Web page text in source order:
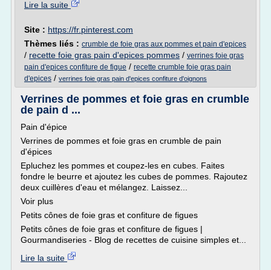
Lire la suite
Site : https://fr.pinterest.com
Thèmes liés : crumble de foie gras aux pommes et pain d'epices
/ recette foie gras pain d'epices pommes / verrines foie gras
pain d'epices confiture de figue / recette crumble foie gras pain
d'epices / verrines foie gras pain d'epices confiture d'oignons
Verrines de pommes et foie gras en crumble
de pain d ...
Pain d'épice
Verrines de pommes et foie gras en crumble de pain
d'épices
Epluchez les pommes et coupez-les en cubes. Faites
fondre le beurre et ajoutez les cubes de pommes. Rajoutez
deux cuillères d'eau et mélangez. Laissez...
Voir plus
Petits cônes de foie gras et confiture de figues
Petits cônes de foie gras et confiture de figues |
Gourmandiseries - Blog de recettes de cuisine simples et...
Lire la suite